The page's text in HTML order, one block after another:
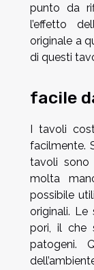
punto da
l’effetto
originale a
di questi
facile
I tavoli
facilmente.
tavoli sono
molta
possibile
originali.
pori, il che
patogeni.